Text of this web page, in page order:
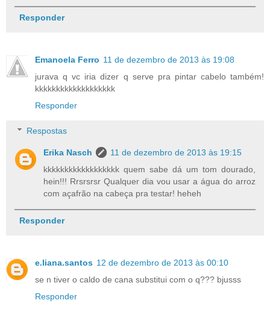
Responder
Emanoela Ferro 11 de dezembro de 2013 às 19:08
jurava q vc iria dizer q serve pra pintar cabelo também!
kkkkkkkkkkkkkkkkkkk
Responder
Respostas
Erika Nasch
11 de dezembro de 2013 às 19:15
kkkkkkkkkkkkkkkkkk quem sabe dá um tom dourado,
hein!!! Rrsrsrsr Qualquer dia vou usar a água do arroz
com açafrão na cabeça pra testar! heheh
Responder
e.liana.santos 12 de dezembro de 2013 às 00:10
se n tiver o caldo de cana substitui com o q??? bjusss
Responder